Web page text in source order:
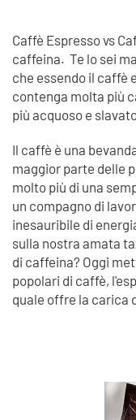
Caffè Espresso vs
caffeina. Te lo sei
che essendo il caffè
contenga molta più
più acquoso e
Il caffè è una
maggior parte delle
molto più di una
un compagno di
inesauribile di
sulla nostra amata
di caffeina? Oggi
popolari di caffè,
quale offre la carica